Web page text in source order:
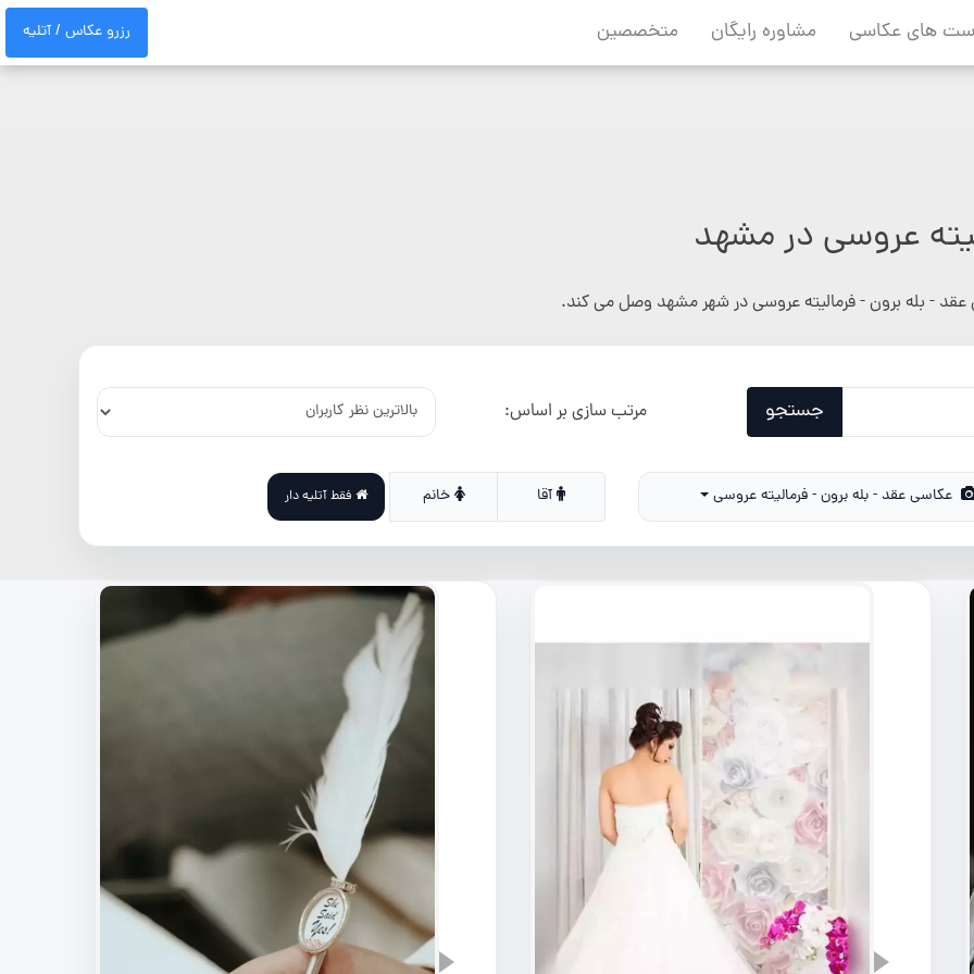
های عکاسی مشاوره رایگان متخصصین رزرو عکاس / آتلیه
عروسی در مشهد
- بله برون - فرمالیته عروسی در شهر مشهد وصل می کند.
جستجو مرتب سازی بر اساس:
عکاسی عقد - بله برون - فرمالیته عروسی آقا خانم فقط آتلیه دار